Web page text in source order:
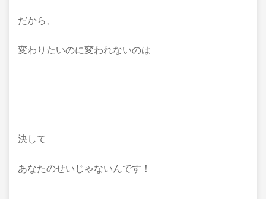
だから、
変わりたいのに変われないのは
決して
あなたのせいじゃないんです！